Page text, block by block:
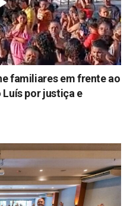
familiares em frente ao
Luís por justiça e